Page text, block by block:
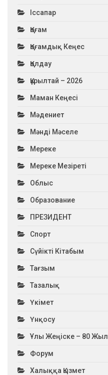
Іссапар
Қоғам
Қоғамдық Кеңес
Қолдау
Құрылтай – 2026
Маман Кеңесі
Мәдениет
Мәнді Мәселе
Мереке
Мереке Мезіреті
Облыс
Образование
ПРЕЗИДЕНТ
Спорт
Сүйікті Кітабым
Тағзым
Тазалық
Үкімет
Үнқосу
Ұлы Жеңіске – 80 Жыл
Форум
Халыққа Қызмет